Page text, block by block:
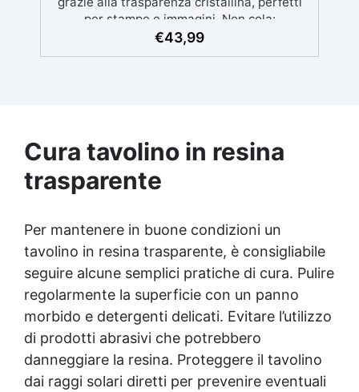
per stampe e immagini. Non cola:
Applicazione versatile su superfici inclinate,
€43,99
Cura tavolino in resina
trasparente
Per mantenere in buone condizioni un
tavolino in resina trasparente, è consigliabile
seguire alcune semplici pratiche di cura. Pulire
regolarmente la superficie con un panno
morbido e detergenti delicati. Evitare l’utilizzo
di prodotti abrasivi che potrebbero
danneggiare la resina. Proteggere il tavolino
dai raggi solari diretti per prevenire eventuali